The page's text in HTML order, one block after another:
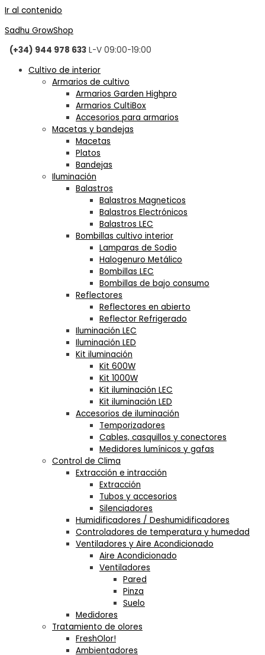
Ir al contenido
Sadhu GrowShop
(+34) 944 978 633 L-V 09:00-19:00
Cultivo de interior
Armarios de cultivo
Armarios Garden Highpro
Armarios CultiBox
Accesorios para armarios
Macetas y bandejas
Macetas
Platos
Bandejas
Iluminación
Balastros
Balastros Magneticos
Balastros Electrónicos
Balastros LEC
Bombillas cultivo interior
Lamparas de Sodio
Halogenuro Metálico
Bombillas LEC
Bombillas de bajo consumo
Reflectores
Reflectores en abierto
Reflector Refrigerado
Iluminación LEC
Iluminación LED
Kit iluminación
Kit 600W
Kit 1000W
Kit iluminación LEC
Kit iluminación LED
Accesorios de iluminación
Temporizadores
Cables, casquillos y conectores
Medidores lumínicos y gafas
Control de Clima
Extracción e intracción
Extracción
Tubos y accesorios
Silenciadores
Humidificadores / Deshumidificadores
Controladores de temperatura y humedad
Ventiladores y Aire Acondicionado
Aire Acondicionado
Ventiladores
Pared
Pinza
Suelo
Medidores
Tratamiento de olores
FreshOlor!
Ambientadores